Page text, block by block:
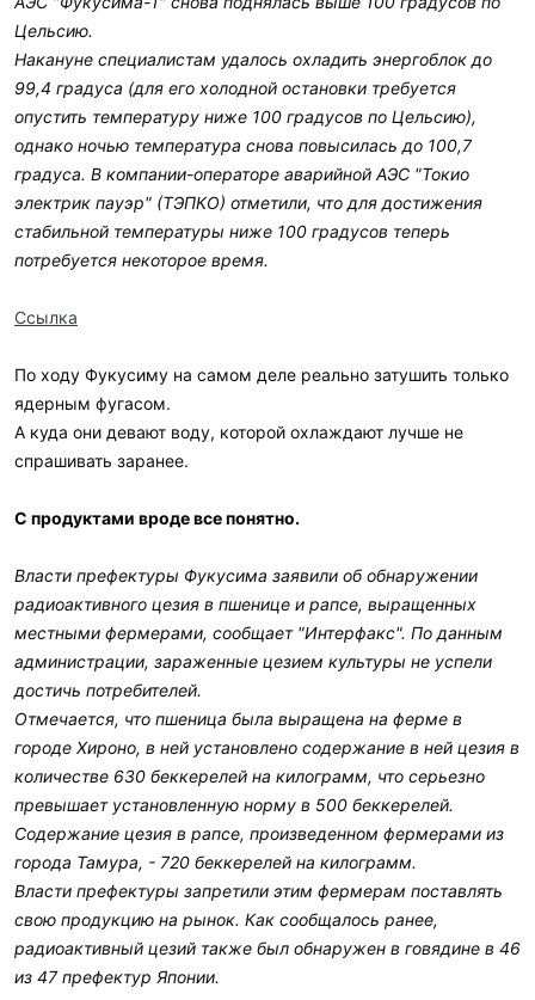
Цельсию.
Накануне специалистам удалось охладить энергоблок до
99,4 градуса (для его холодной остановки требуется
опустить температуру ниже 100 градусов по Цельсию),
однако ночью температура снова повысилась до 100,7
градуса. В компании-операторе аварийной АЭС "Токио
электрик пауэр" (ТЭПКО) отметили, что для достижения
стабильной температуры ниже 100 градусов теперь
потребуется некоторое время.
Ссылка
По ходу Фукусиму на самом деле реально затушить только
ядерным фугасом.
А куда они девают воду, которой охлаждают лучше не
спрашивать заранее.
С продуктами вроде все понятно.
Власти префектуры Фукусима заявили об обнаружении
радиоактивного цезия в пшенице и рапсе, выращенных
местными фермерами, сообщает "Интерфакс". По данным
администрации, зараженные цезием культуры не успели
достичь потребителей.
Отмечается, что пшеница была выращена на ферме в
городе Хироно, в ней установлено содержание в ней цезия в
количестве 630 беккерелей на килограмм, что серьезно
превышает установленную норму в 500 беккерелей.
Содержание цезия в рапсе, произведенном фермерами из
города Тамура, - 720 беккерелей на килограмм.
Власти префектуры запретили этим фермерам поставлять
свою продукцию на рынок. Как сообщалось ранее,
радиоактивный цезий также был обнаружен в говядине в 46
из 47 префектур Японии.